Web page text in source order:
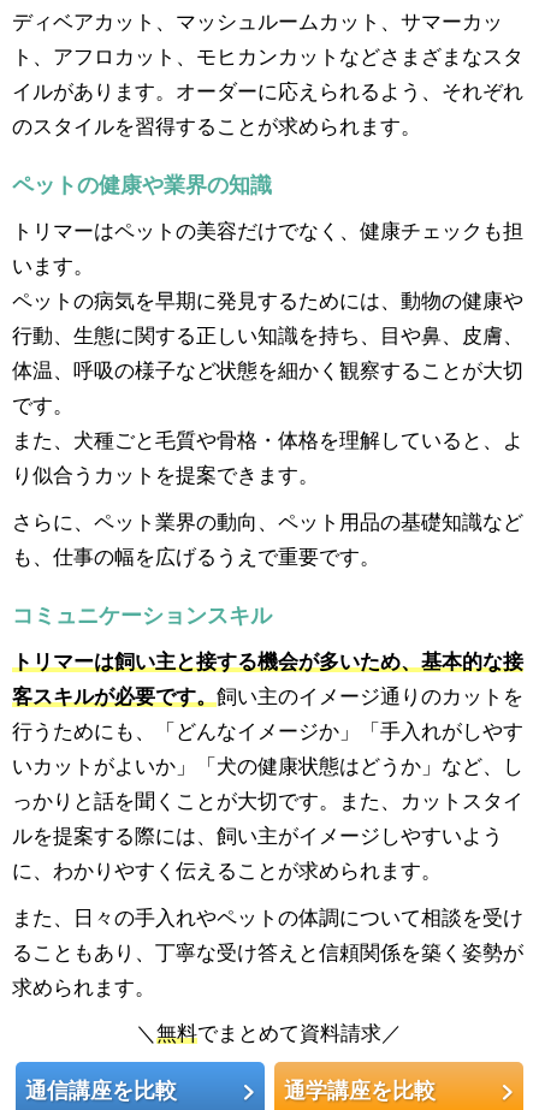
ディベアカット、マッシュルームカット、サマーカッ
ト、アフロカット、モヒカンカットなどさまざまなスタ
イルがあります。オーダーに応えられるよう、それぞれ
のスタイルを習得することが求められます。
ペットの健康や業界の知識
トリマーはペットの美容だけでなく、健康チェックも担
います。
ペットの病気を早期に発見するためには、動物の健康や
行動、生態に関する正しい知識を持ち、目や鼻、皮膚、
体温、呼吸の様子など状態を細かく観察することが大切
です。
また、犬種ごと毛質や骨格・体格を理解していると、よ
り似合うカットを提案できます。
さらに、ペット業界の動向、ペット用品の基礎知識など
も、仕事の幅を広げるうえで重要です。
コミュニケーションスキル
トリマーは飼い主と接する機会が多いため、基本的な接
客スキルが必要です。 飼い主のイメージ通りのカットを
行うためにも、「どんなイメージか」「手入れがしやす
いカットがよいか」「犬の健康状態はどうか」など、し
っかりと話を聞くことが大切です。また、カットスタイ
ルを提案する際には、飼い主がイメージしやすいよう
に、わかりやすく伝えることが求められます。
また、日々の手入れやペットの体調について相談を受け
ることもあり、丁寧な受け答えと信頼関係を築く姿勢が
求められます。
＼無料でまとめて資料請求／
通信講座を比較 通学講座を比較